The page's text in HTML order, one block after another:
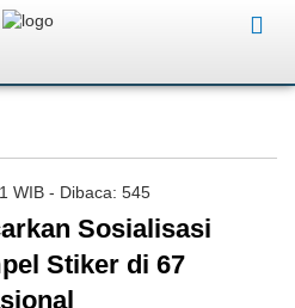
WIB - Dibaca: 545
Sosialisasi
Stiker di 67